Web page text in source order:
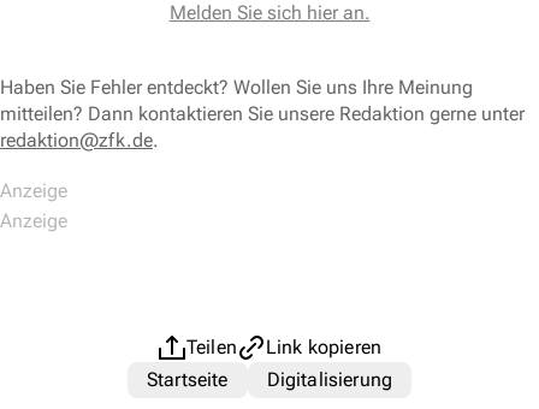
Melden Sie sich hier an.
Haben Sie Fehler entdeckt? Wollen Sie uns Ihre Meinung
mitteilen? Dann kontaktieren Sie unsere Redaktion gerne unter
redaktion@zfk.de.
Teilen
Link kopieren
Startseite
Digitalisierung